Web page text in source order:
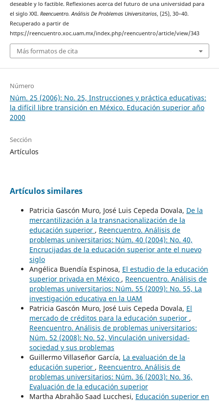
deseable y lo factible. Reflexiones acerca del futuro de una universidad para
el siglo XXI. Reencuentro. Análisis De Problemas Universitarios, (25), 30–40.
Recuperado a partir de
https://reencuentro.xoc.uam.mx/index.php/reencuentro/article/view/343
Más formatos de cita
Número
Núm. 25 (2006): No. 25, Instrucciones y práctica educativas:
la difícil libre transición en México. Educación superior año
2000
Sección
Artículos
Artículos similares
Patricia Gascón Muro, José Luis Cepeda Dovala, De la
mercantilización a la transnacionalización de la
educación superior , Reencuentro. Análisis de
problemas universitarios: Núm. 40 (2004): No. 40,
Encrucijadas de la educación superior ante el nuevo
siglo
Angélica Buendía Espinosa, El estudio de la educación
superior privada en México , Reencuentro. Análisis de
problemas universitarios: Núm. 55 (2009): No. 55, La
investigación educativa en la UAM
Patricia Gascón Muro, José Luis Cepeda Dovala, El
mercado de créditos para la educación superior ,
Reencuentro. Análisis de problemas universitarios:
Núm. 52 (2008): No. 52, Vinculación universidad-
sociedad y sus problemas
Guillermo Villaseñor García, La evaluación de la
educación superior , Reencuentro. Análisis de
problemas universitarios: Núm. 36 (2003): No. 36,
Evaluación de la educación superior
Martha Abrahão Saad Lucchesi, Educación superior en